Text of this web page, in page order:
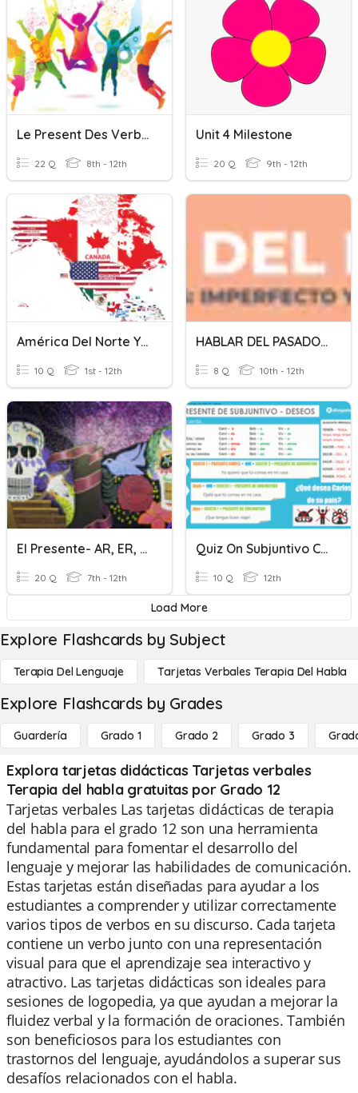
Le Present Des Verbes En -er
22 Q 8th - 12th
Unit 4 Milestone
20 Q 9th - 12th
América Del Norte Y El Caribe Paises Que Hablan Español
10 Q 1st - 12th
HABLAR DEL PASADO 1 (IMPERFECTO Y PRETÉRITO INDEFINIDO)
8 Q 10th - 12th
El Presente- AR, ER, IR
20 Q 7th - 12th
Quiz On Subjuntivo Con Expresiones Impersonales
10 Q 12th
Load More
Explore Flashcards by Subject
Terapia Del Lenguaje Tarjetas Verbales Terapia Del Habla
Explore Flashcards by Grades
Guardería Grado 1 Grado 2 Grado 3
Explora tarjetas didácticas Tarjetas verbales
Terapia del habla gratuitas por Grado 12
Tarjetas verbales Las tarjetas didácticas de terapia
del habla para el grado 12 son una herramienta
fundamental para fomentar el desarrollo del
lenguaje y mejorar las habilidades de comunicación.
Estas tarjetas están diseñadas para ayudar a los
estudiantes a comprender y utilizar correctamente
varios tipos de verbos en su discurso. Cada tarjeta
contiene un verbo junto con una representación
visual para que el aprendizaje sea interactivo y
atractivo. Las tarjetas didácticas son ideales para
sesiones de logopedia, ya que ayudan a mejorar la
fluidez verbal y la formación de oraciones. También
son beneficiosos para los estudiantes con
trastornos del lenguaje, ayudándolos a superar sus
desafíos relacionados con el habla.